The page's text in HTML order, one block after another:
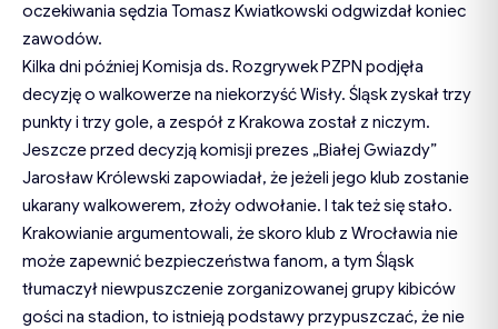
oczekiwania sędzia Tomasz Kwiatkowski odgwizdał koniec
zawodów.
Kilka dni później Komisja ds. Rozgrywek PZPN podjęła
decyzję o walkowerze na niekorzyść Wisły. Śląsk zyskał trzy
punkty i trzy gole, a zespół z Krakowa został z niczym.
Jeszcze przed decyzją komisji prezes „Białej Gwiazdy”
Jarosław Królewski zapowiadał, że jeżeli jego klub zostanie
ukarany walkowerem, złoży odwołanie. I tak też się stało.
Krakowianie argumentowali, że skoro klub z Wrocławia nie
może zapewnić bezpieczeństwa fanom, a tym Śląsk
tłumaczył niewpuszczenie zorganizowanej grupy kibiców
gości na stadion, to istnieją podstawy przypuszczać, że nie